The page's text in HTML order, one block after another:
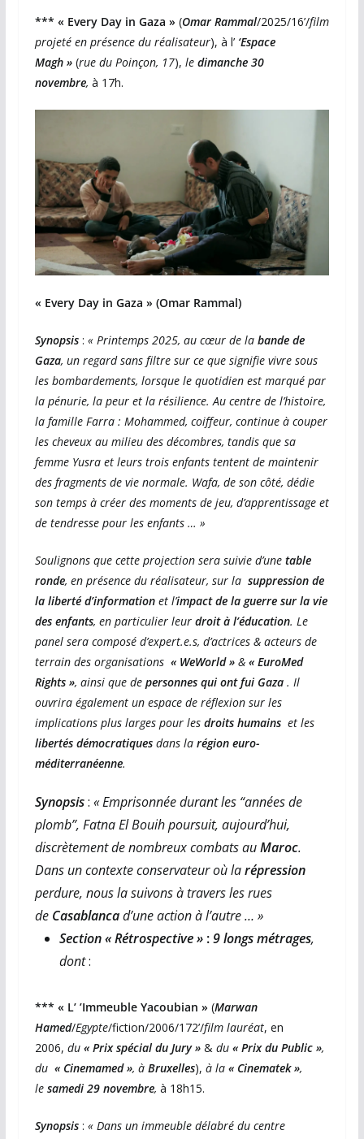
*** « Every Day in Gaza » (Omar Rammal/2025/16’/film
projeté en présence du réalisateur), à l’‘Espace
Magh »(rue du Poinçon, 17), ledimanche 30
novembre, à 17h.
« Every Day in Gaza » (Omar Rammal)
Synopsis: « Printemps 2025, au cœur de la bande de
Gaza, un regard sans filtre sur ce que signifie vivre sous
les bombardements, lorsque le quotidien est marqué par
la pénurie, la peur et la résilience. Au centre de l’histoire,
la famille Farra : Mohammed, coiffeur, continue à couper
les cheveux au milieu des décombres, tandis que sa
femme Yusra et leurs trois enfants tentent de maintenir
des fragments de vie normale. Wafa, de son côté, dédie
son temps à créer des moments de jeu, d’apprentissage et
de tendresse pour les enfants … »
Soulignons que cette projection sera suivie d’une table
ronde, en présence du réalisateur, sur la suppression de
la liberté d’information et l’impact de la guerre sur la vie
des enfants, en particulier leurdroit à l’éducation. Le
panel sera composé d’expert.e.s, d’actrices & acteurs de
terrain des organisations « WeWorld »&« EuroMed
Rights », ainsi que de personnes qui ont fui Gaza . Il
ouvrira également un espace de réflexion sur les
implications plus larges pour les droits humainset les
libertés démocratiquesdans la région euro-
méditerranéenne.
Synopsis: « Emprisonnée durant les “années de
plomb”, Fatna El Bouih poursuit, aujourd’hui,
discrètement de nombreux combats auMaroc.
Dans un contexte conservateur où larépression
perdure, nous la suivons à traversles rues
de Casablancad’une action à l’autre … »
Section « Rétrospective »:9 longs métrages,
dont:
*** « L’ ’Immeuble Yacoubian » (Marwan
Hamed/Egypte/fiction/2006/172’/film lauréat, en
2006, du « Prix spécial du Jury » & du « Prix du Public »,
du« Cinemamed », à Bruxelles), à la « Cinematek »,
le samedi 29 novembre, à 18h15.
Synopsis: « Dans un immeuble délabré du centre